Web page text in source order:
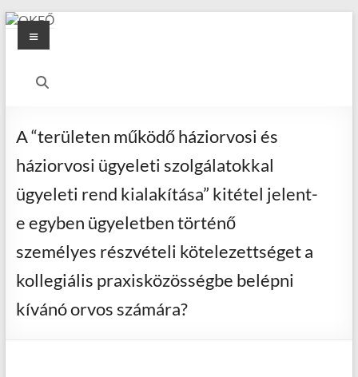
Skip
content
OKFŐ
Menu
A “területen működő háziorvosi és
háziorvosi ügyeleti szolgálatokkal
ügyeleti rend kialakítása” kitétel jelent-
e egyben ügyeletben történő
személyes részvételi kötelezettséget a
kollegiális praxisközösségbe belépni
kívánó orvos számára?